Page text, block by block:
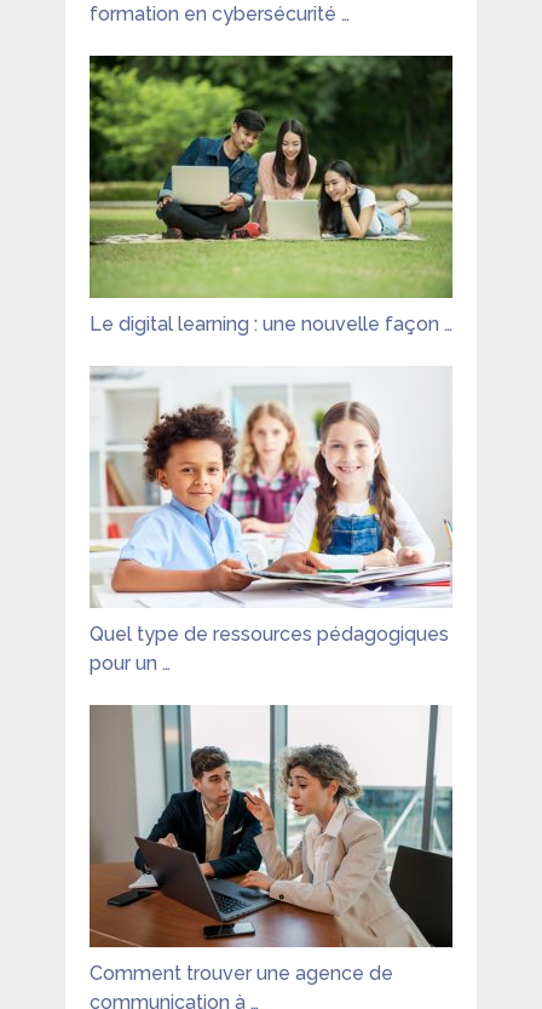
formation en cybersécurité …
Le digital learning : une nouvelle façon …
Quel type de ressources pédagogiques
pour un …
Comment trouver une agence de
communication à …